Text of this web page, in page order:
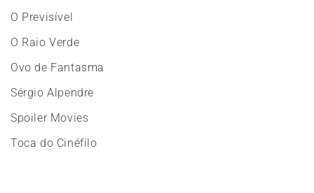
O Previsível
O Raio Verde
Ovo de Fantasma
Sérgio Alpendre
Spoiler Movies
Toca do Cinéfilo